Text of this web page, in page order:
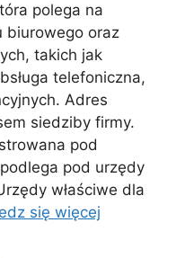
polega na
biurowego oraz
takich jak
telefoniczna,
Adres
siedziby firmy.
pod
pod urzędy
właściwe dla
się więcej